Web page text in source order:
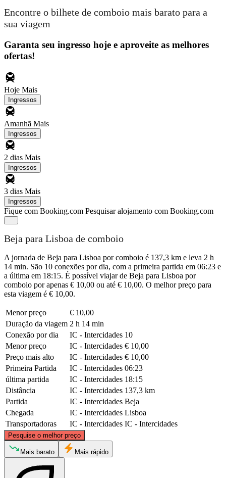
Encontre o bilhete de comboio mais barato para a
sua viagem
Garanta seu ingresso hoje e aproveite as melhores
ofertas!
Hoje Mais
Ingressos
Amanhã Mais
Ingressos
2 dias Mais
Ingressos
3 dias Mais
Ingressos
Fique com Booking.com Pesquisar alojamento com Booking.com
Beja para Lisboa de comboio
A jornada de Beja para Lisboa por comboio é 137,3 km e leva 2 h
14 min. São 10 conexões por dia, com a primeira partida em 06:23 e
a última em 18:15. É possível viajar de Beja para Lisboa por
comboio por apenas € 10,00 ou até € 10,00. O melhor preço para
esta viagem é € 10,00.
Menor preço
€ 10,00
Duração da viagem 2 h 14 min
Conexão por dia
IC - Intercidades 10
Menor preço
IC - Intercidades € 10,00
Preço mais alto
IC - Intercidades € 10,00
Primeira Partida
IC - Intercidades 06:23
última partida
IC - Intercidades 18:15
Distância
IC - Intercidades 137,3 km
Partida
IC - Intercidades Beja
Chegada
IC - Intercidades Lisboa
Transportadoras
IC - Intercidades IC - Intercidades
Pesquise o melhor preço
Lisbon
©CARTO , ©OpenStreetMapcontributors
Mais barato Mais rápido